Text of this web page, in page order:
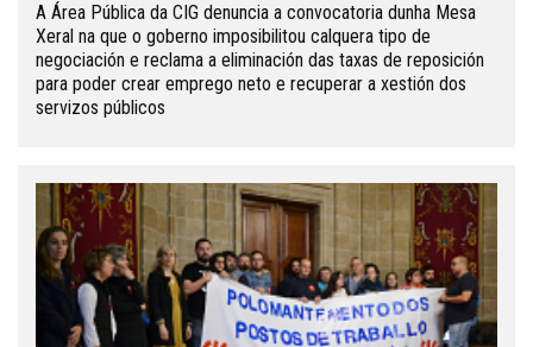
A Área Pública da CIG denuncia a convocatoria dunha Mesa
Xeral na que o goberno imposibilitou calquera tipo de
negociación e reclama a eliminación das taxas de reposición
para poder crear emprego neto e recuperar a xestión dos
servizos públicos